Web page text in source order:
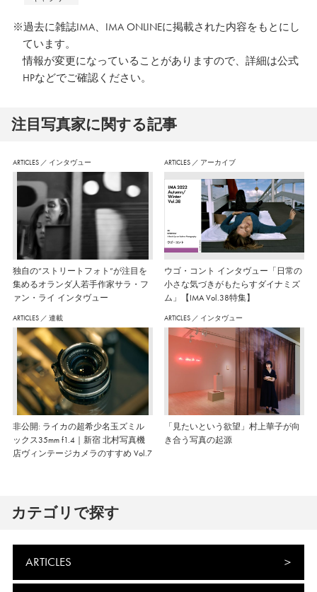
※過去に雑誌IMA、IMA ONLINEに掲載された内容をもとにし
ています。
情報が変更になっていることがありますので、詳細は公式
HPなどでご確認ください。
注⽬写真家に関する記事
ARTICLES ／ インタヴュー
独自の“ストリートフォト”が注目を
集めるオランダ人若手作家サラ・フ
ァン・ライ インタヴュー
ARTICLES ／ アーカイブ
ウゴ・コント インタヴュー「日常の
小さな気づきがもたらすダイナミズ
ム」【IMA Vol.38特集】
ARTICLES ／ 連載
非公開: ライカの超希少名玉ズミル
ックス35mm f1.4｜新宿 北村写真機
店ヴィンテージカメラのすすめ Vol.7
ARTICLES ／ インタヴュー
「見たいという欲望」村上華子が向
き合う写真の起源
カテゴリで探す
ARTICLES